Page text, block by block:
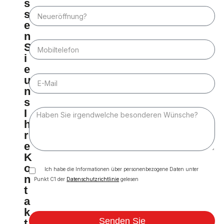
s
s
e
n
S
i
e
u
n
s
I
h
r
e
K
o
n
t
a
k
Ich habe die Informationen über personenbezogene Daten unter
Punkt C1 der Datenschutzrichtlinie gelesen
Senden Sie